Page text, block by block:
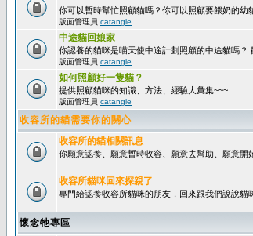
你可以暫時幫忙照顧貓嗎？你可以照顧要餵奶的幼
版面管理員 catangle
中途貓回娘家
你認養的貓咪是喵天使中途計劃照顧的中途貓嗎？
版面管理員 catangle
如何照顧好一隻貓？
提供照顧貓咪的知識、方法、經驗大彙集~~~
版面管理員 catangle
收容所的貓需要你的關心
收容所的貓相關訊息
你願意認養、願意暫時收容、願意去幫助、願意開
收容所貓咪回來探親了
專門給認養收容所貓咪的朋友，回來跟我們說說
懷念牠專區